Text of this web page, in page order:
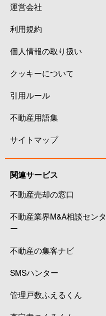
運営会社
利用規約
個人情報の取り扱い
クッキーについて
引用ルール
不動産用語集
サイトマップ
関連サービス
不動産売却の窓口
不動産業界M&A相談センタ
ー
不動産の集客ナビ
SMSハンター
管理戸数ふえるくん